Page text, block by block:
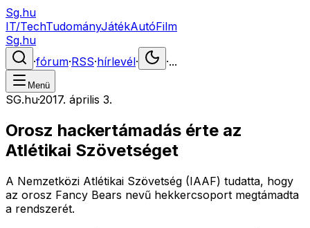
Sg.hu
IT/TechTudományJátékAutóFilm
Sg.hu
·fórum·RSS·hírlevél· ·...
Menü
SG.hu·2017. április 3.
Orosz hackertámadás érte az
Atlétikai Szövetséget
A Nemzetközi Atlétikai Szövetség (IAAF) tudatta, hogy
az orosz Fancy Bears nevű hekkercsoport megtámadta
a rendszerét.